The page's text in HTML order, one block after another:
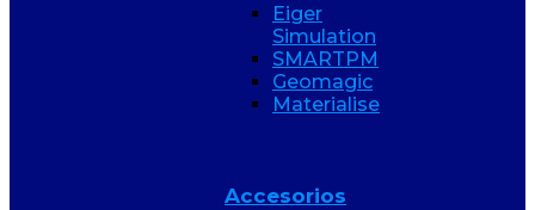
Eiger
Simulation
SMARTPM
Geomagic
Materialise
Accesorios